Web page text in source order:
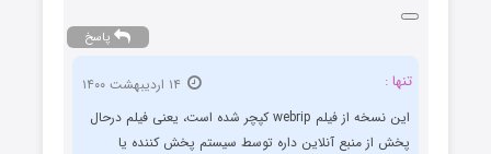
پاسخ
تنها :
این نسخه از فیلم webrip کپچر شده است، یعنی فیلم درحال
پخش از منبع آنلاین داره توسط سیستم پخش کننده یا